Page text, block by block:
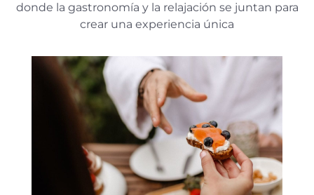
donde la gastronomía y la relajación se juntan para
crear una experiencia única